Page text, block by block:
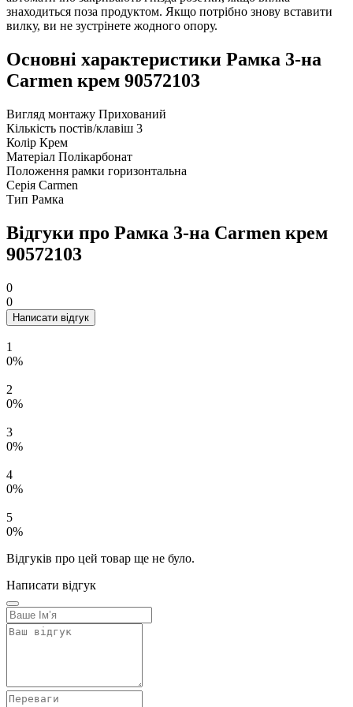
знаходиться поза продуктом. Якщо потрібно знову вставити
вилку, ви не зустрінете жодного опору.
Основні характеристики Рамка 3-на
Carmen крем 90572103
Вигляд монтажу Прихований
Кількість постів/клавіш 3
Колір Крем
Матеріал Полікарбонат
Положення рамки горизонтальна
Серія Carmen
Тип Рамка
Відгуки про Рамка 3-на Carmen крем
90572103
0
0
Написати відгук
1
0%
2
0%
3
0%
4
0%
5
0%
Відгуків про цей товар ще не було.
Написати відгук